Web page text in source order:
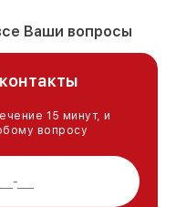
Ваши вопросы
15 минут, и
вопросу